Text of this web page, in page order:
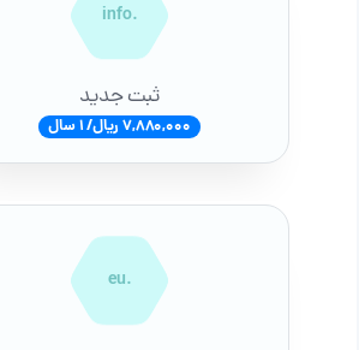
.info
ثبت جدید
7,880,000 ریال/ 1 سال
.eu